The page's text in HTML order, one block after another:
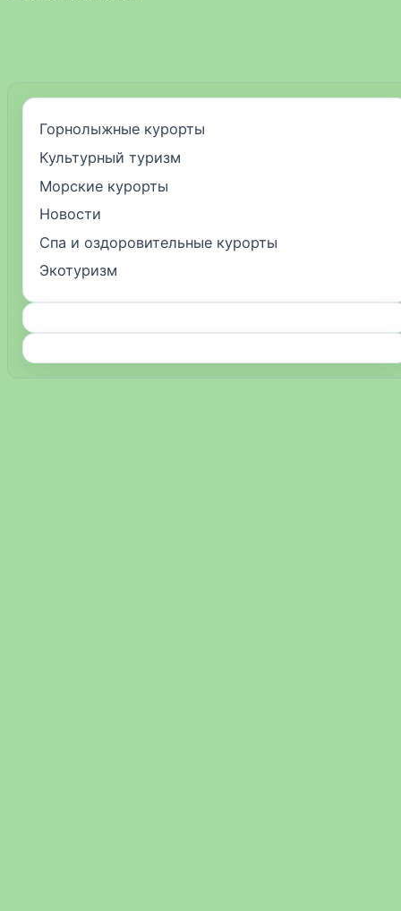
Горнолыжные курорты
Культурный туризм
Морские курорты
Новости
Спа и оздоровительные курорты
Экотуризм